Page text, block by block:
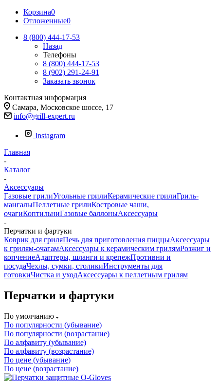
Корзина0
Отложенные0
8 (800) 444-17-53
Назад
Телефоны
8 (800) 444-17-53
8 (902) 291-24-91
Заказать звонок
Контактная информация
Самара, Московское шоссе, 17
info@grill-expert.ru
Instagram
Главная
-
Каталог
-
Аксессуары
Газовые грилиУгольные грилиКерамические грилиГриль-
мангалыПеллетные грилиКостровые чаши,
очагиКоптильниГазовые баллоныАксессуары
-
Перчатки и фартуки
Коврик для гриляПечь для приготовления пиццыАксессуары
к грилям-очагамАксессуары к керамическим грилямРозжиг и
копчениеАдаптеры, шланги и крепежПротивни и
посудаЧехлы, сумки, столикиИнструменты для
готовкиЧистка и уходАксессуары к пеллетным грилям
Перчатки и фартуки
По умолчанию
По популярности (убывание)
По популярности (возрастание)
По алфавиту (убывание)
По алфавиту (возрастание)
По цене (убывание)
По цене (возрастание)